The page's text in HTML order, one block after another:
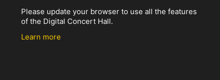
Please update your browser to use all the features
of the Digital Concert Hall.
Learn more